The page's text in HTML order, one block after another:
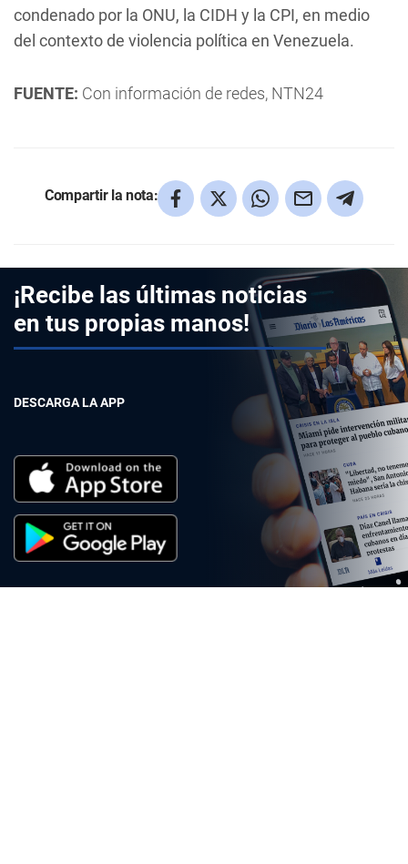
condenado por la ONU, la CIDH y la CPI, en medio
del contexto de violencia política en Venezuela.
FUENTE: Con información de redes, NTN24
Compartir la nota:
¡Recibe las últimas noticias
en tus propias manos!
DESCARGA LA APP